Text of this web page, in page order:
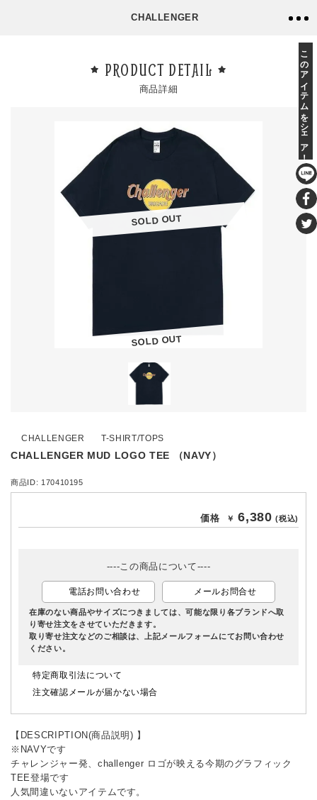
CHALLENGER
PRODUCT DETAIL
商品詳細
SOLD OUT
SOLD OUT
CHALLENGER T-SHIRT/TOPS
CHALLENGER MUD LOGO TEE （NAVY）
商品ID: 170410195
価格 ￥ 6,380 (税込)
----この商品について----
電話お問い合わせ メールお問合せ
在庫のない商品やサイズにつきましては、可能な限り各ブランドへ取
り寄せ注文をさせていただきます。
取り寄せ注文などのご相談は、上記メールフォームにてお問い合わせ
ください。
特定商取引法について
注文確認メールが届かない場合
【DESCRIPTION(商品説明) 】
※NAVYです
チャレンジャー発、challenger ロゴが映える今期のグラフィック
TEE登場です
人気間違いないアイテムです。
このアイテムをシェア！